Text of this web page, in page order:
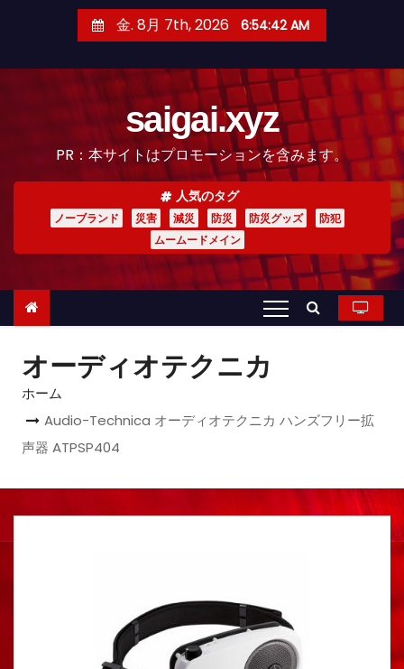
金. 8月 7th, 2026 6:54:44 AM
saigai.xyz
PR：本サイトはプロモーションを含みます。
人気のタグ
ノーブランド 災害 減災 防災 防災グッズ
防犯
ムームードメイン
オーディオテクニカ
ホーム
Audio-Technica オーディオテクニカ ハンズフリー拡
声器 ATPSP404